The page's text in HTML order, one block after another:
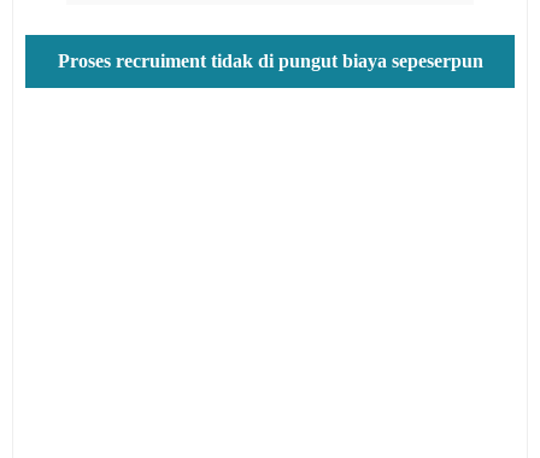
Proses recruiment tidak di pungut biaya sepeserpun